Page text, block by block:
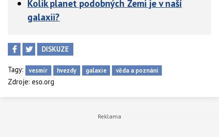
Kolik planet podobných Zemi je v naší
galaxii?
DISKUZE
Tagy: vesmír hvezdy galaxie věda a poznání
Zdroje: eso.org